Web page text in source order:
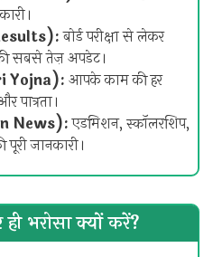
बोर्ड परीक्षा से लेकर
की सबसे तेज़ अपडेट।
Yojna): आपके काम की हर
पात्रता।
News):एडमिशन, स्कॉलरशिप,
जानकारी।
भरोसा क्यों करें?